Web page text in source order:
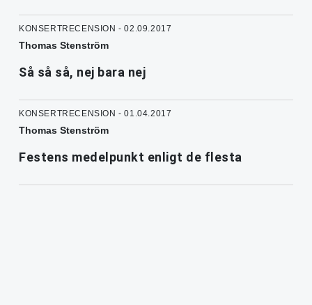
KONSERTRECENSION - 02.09.2017
Thomas Stenström
Så så så, nej bara nej
KONSERTRECENSION - 01.04.2017
Thomas Stenström
Festens medelpunkt enligt de flesta